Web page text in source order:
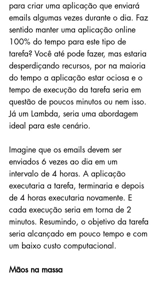
para criar uma aplicação que enviará
emails algumas vezes durante o dia. Faz
sentido manter uma aplicação online
100% do tempo para este tipo de
tarefa? Você até pode fazer, mas estaria
desperdiçando recursos, por na maioria
do tempo a aplicação estar ociosa e o
tempo de execução da tarefa seria em
questão de poucos minutos ou nem isso.
Já um Lambda, seria uma abordagem
ideal para este cenário.
Imagine que os emails devem ser
enviados 6 vezes ao dia em um
intervalo de 4 horas. A aplicação
executaria a tarefa, terminaria e depois
de 4 horas executaria novamente. E
cada execução seria em torna de 2
minutos. Resumindo, o objetivo da tarefa
seria alcançado em pouco tempo e com
um baixo custo computacional.
Mãos na massa